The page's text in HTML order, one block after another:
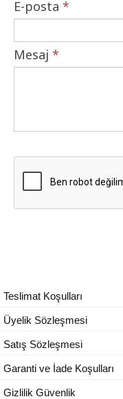
E-posta *
Mesaj *
Teslimat Koşulları
Üyelik Sözleşmesi
Satış Sözleşmesi
Garanti ve İade Koşulları
Gizlilik Güvenlik